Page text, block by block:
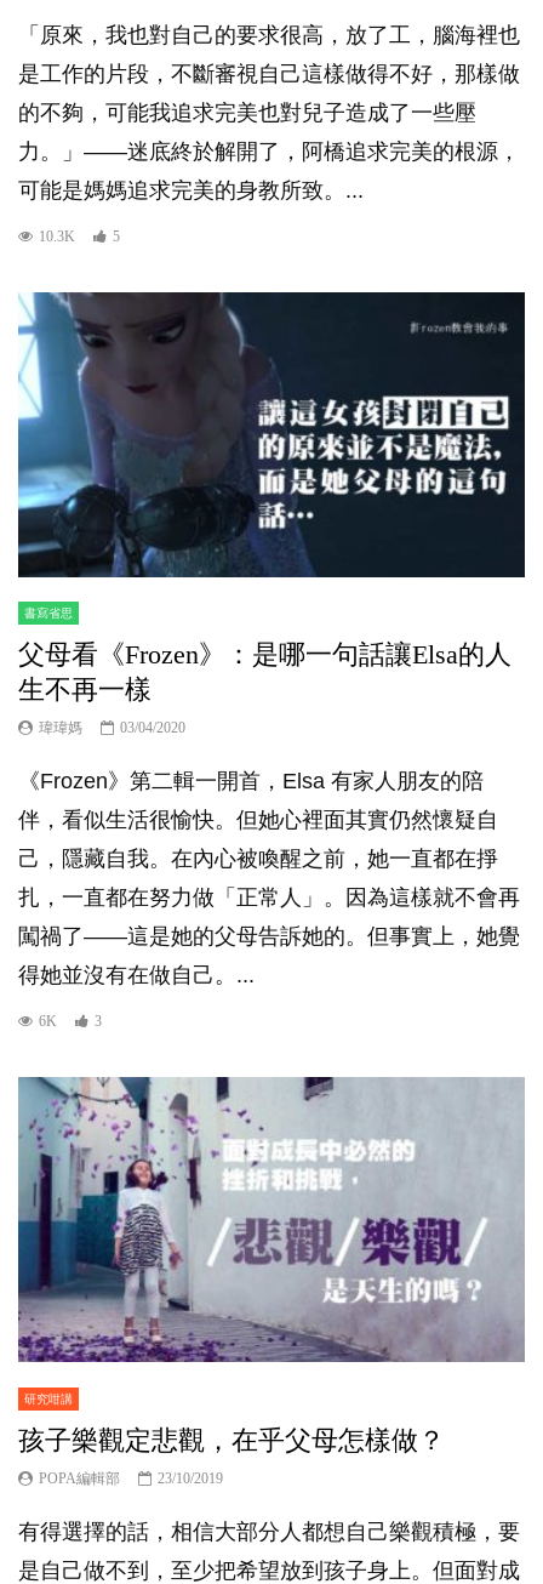
「原來，我也對自己的要求很高，放了工，腦海裡也
是工作的片段，不斷審視自己這樣做得不好，那樣做
的不夠，可能我追求完美也對兒子造成了一些壓
力。」——迷底終於解開了，阿橋追求完美的根源，
可能是媽媽追求完美的身教所致。...
10.3K 5
書寫省思
父母看《Frozen》：是哪一句話讓Elsa的人
生不再一樣
瑋瑋媽 03/04/2020
《Frozen》第二輯一開首，Elsa 有家人朋友的陪
伴，看似生活很愉快。但她心裡面其實仍然懷疑自
己，隱藏自我。在內心被喚醒之前，她一直都在掙
扎，一直都在努力做「正常人」。因為這樣就不會再
闖禍了——這是她的父母告訴她的。但事實上，她覺
得她並沒有在做自己。...
6K 3
研究咁講
孩子樂觀定悲觀，在乎父母怎樣做？
POPA編輯部 23/10/2019
有得選擇的話，相信大部分人都想自己樂觀積極，要
是自己做不到，至少把希望放到孩子身上。但面對成